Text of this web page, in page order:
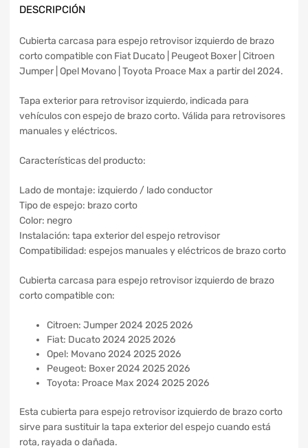
DESCRIPCIÓN
Cubierta carcasa para espejo retrovisor izquierdo de brazo
corto compatible con Fiat Ducato | Peugeot Boxer | Citroen
Jumper | Opel Movano | Toyota Proace Max a partir del 2024.
Tapa exterior para retrovisor izquierdo, indicada para
vehículos con espejo de brazo corto. Válida para retrovisores
manuales y eléctricos.
Características del producto:
Lado de montaje: izquierdo / lado conductor
Tipo de espejo: brazo corto
Color: negro
Instalación: tapa exterior del espejo retrovisor
Compatibilidad: espejos manuales y eléctricos de brazo corto
Cubierta carcasa para espejo retrovisor izquierdo de brazo
corto compatible con:
Citroen: Jumper 2024 2025 2026
Fiat: Ducato 2024 2025 2026
Opel: Movano 2024 2025 2026
Peugeot: Boxer 2024 2025 2026
Toyota: Proace Max 2024 2025 2026
Esta cubierta para espejo retrovisor izquierdo de brazo corto
sirve para sustituir la tapa exterior del espejo cuando está
rota, rayada o dañada.